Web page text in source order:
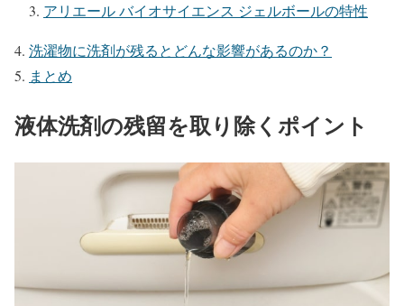
アリエール バイオサイエンス ジェルボールの特性
洗濯物に洗剤が残るとどんな影響があるのか？
まとめ
液体洗剤の残留を取り除くポイント